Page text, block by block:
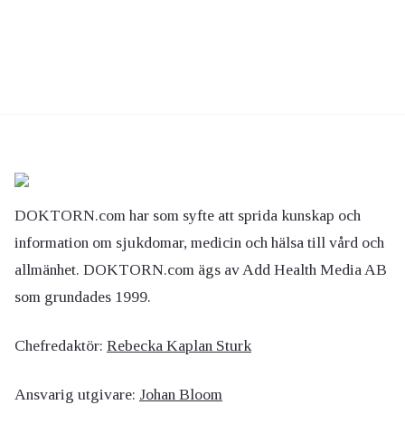
DOKTORN.com har som syfte att sprida kunskap och
information om sjukdomar, medicin och hälsa till vård och
allmänhet. DOKTORN.com ägs av Add Health Media AB
som grundades 1999.
Chefredaktör: Rebecka Kaplan Sturk
Ansvarig utgivare: Johan Bloom